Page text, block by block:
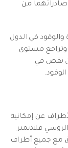
صادراتهما من
والوقود في الدول
وتراجع مستوى
نقص في
عن إمكانية
فلاديمير
مع جميع أطراف